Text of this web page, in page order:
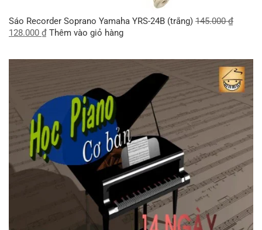
Sáo Recorder Soprano Yamaha YRS-24B (trắng) 145.000₫
128.000 ₫ Thêm vào giỏ hàng